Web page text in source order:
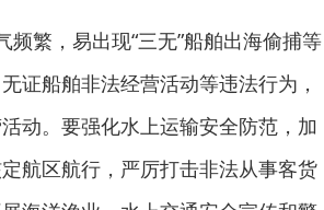
繁，易出现“三无”船舶出海偷捕等
证船舶非法经营活动等违法行为，
动。要强化水上运输安全防范，加
航区航行，严厉打击非法从事客货